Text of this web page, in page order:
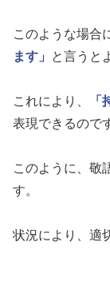
このような場合
ます」
と言うと
これにより、 「
表現できるので
このように、敬
す。
状況により、適